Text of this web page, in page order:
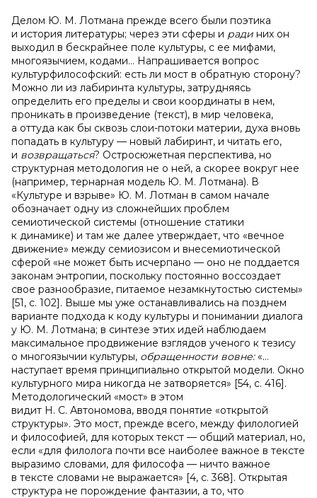
Делом Ю. М. Лотмана прежде всего были поэтика
и история литературы; через эти сферы и ради них он
выходил в бескрайнее поле культуры, с ее мифами,
многоязычием, кодами… Напрашивается вопрос
культурфилософский: есть ли мост в обратную сторону?
Можно ли из лабиринта культуры, затрудняясь
определить его пределы и свои координаты в нем,
проникать в произведение (текст), в мир человека,
а оттуда как бы сквозь слои-потоки материи, духа вновь
попадать в культуру — новый лабиринт, и читать его,
и возвращаться? Остросюжетная перспектива, но
структурная методология не о ней, а скорее вокруг нее
(например, тернарная модель Ю. М. Лотмана). В
«Культуре и взрыве» Ю. М. Лотман в самом начале
обозначает одну из сложнейших проблем
семиотической системы (отношение статики
к динамике) и там же далее утверждает, что «вечное
движение» между семиозисом и внесемиотической
сферой «не может быть исчерпано — оно не поддается
законам энтропии, поскольку постоянно воссоздает
свое разнообразие, питаемое незамкнутостью системы»
[51, c. 102]. Выше мы уже останавливались на позднем
варианте подхода к коду культуры и понимании диалога
у Ю. М. Лотмана; в синтезе этих идей наблюдаем
максимальное продвижение взглядов ученого к тезису
о многоязычии культуры, обращенности вовне:«…
наступает время принципиально открытой модели. Окно
культурного мира никогда не затворяется» [54, c. 416].
Методологический «мост» в этом
видит Н. С. Автономова, вводя понятие «открытой
структуры». Это мост, прежде всего, между филологией
и философией, для которых текст — общий материал, но,
если «для филолога почти все наиболее важное в тексте
выразимо словами, для философа — ничто важное
в тексте словами не выражается» [4, c. 368]. Открытая
структура не порождение фантазии, а то, что